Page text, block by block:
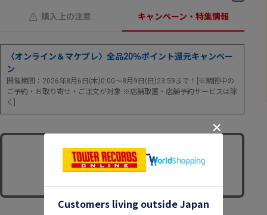
購入上の注意 キャンペーン・特集情報
〈オンライン＆マケプレ〉全品20％ポイント還元キャンペー
ン
開催期間：2026年8月6日(木)0:00～8月9日(日)23:59まで！[※期間中の
ご予約・お取り寄せ・ご注文が対象 ※店舗取置・店舗予約サービスは除
く]